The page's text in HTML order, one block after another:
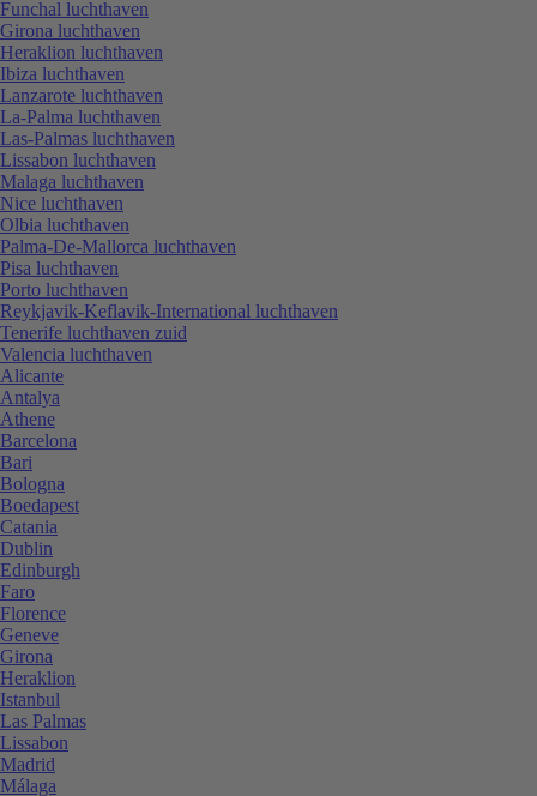
Funchal luchthaven
Girona luchthaven
Heraklion luchthaven
Ibiza luchthaven
Lanzarote luchthaven
La-Palma luchthaven
Las-Palmas luchthaven
Lissabon luchthaven
Malaga luchthaven
Nice luchthaven
Olbia luchthaven
Palma-De-Mallorca luchthaven
Pisa luchthaven
Porto luchthaven
Reykjavik-Keflavik-International luchthaven
Tenerife luchthaven zuid
Valencia luchthaven
Alicante
Antalya
Athene
Barcelona
Bari
Bologna
Boedapest
Catania
Dublin
Edinburgh
Faro
Florence
Geneve
Girona
Heraklion
Istanbul
Las Palmas
Lissabon
Madrid
Málaga